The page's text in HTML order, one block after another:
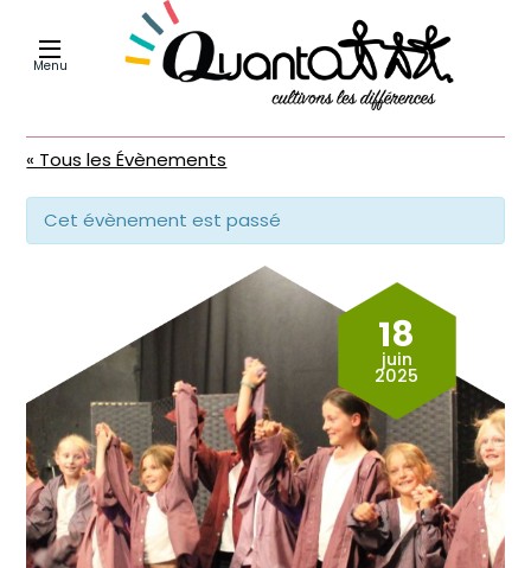
Menu
« Tous les Évènements
Cet évènement est passé
18
juin
2025